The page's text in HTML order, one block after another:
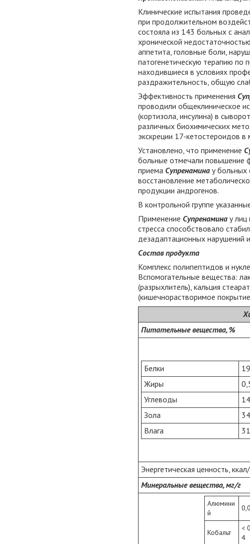
Клинические испытания
при продолжительном
состояла из 143 больных с
хронической
аппетита, головные боли,
патогенетическую терапию по
находившиеся в условиях
раздражительность, общую
Эффективность применения
проводили общеклиническое
(кортизола, инсулина) в
различных биохимических
экскреции 17-кетостероидов в
Установлено, что применение
больные отмечали повышение
приема Супренамина у больных
восстановление
продукции андрогенов.
В контрольной группе
Применение Супренамина у лиц
стресса способствовало
дезадаптационных нарушений
Состав продукта
Комплекс полипептидов и
Вспомогательные вещества:
(разрыхлитель), кальция
(кишечнорастворимое
Питательные вещества, %
Белки
Жиры
Углеводы
Зола
Влага
Энергетическая ценность,
Минеральные вещества, мг/г
Алюмини
й
Кобальт
<
4